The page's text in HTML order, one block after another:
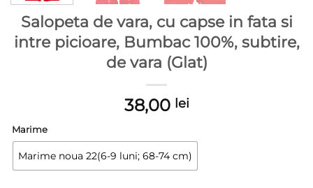
Salopeta de vara, cu capse in fata si
intre picioare, Bumbac 100%, subtire,
de vara (Glat)
38,00 lei
Marime
Marime noua 22(6-9 luni; 68-74 cm)